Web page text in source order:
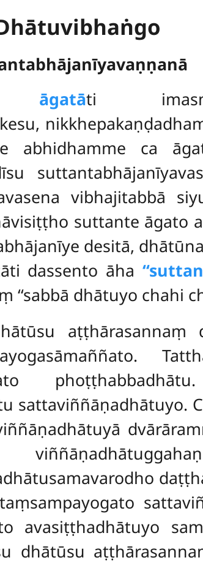
ti
abhidhamme ca
vibhajitabbā
suttante āgato
desitā,
dassento āha
‘‘sabbā dhātuyo chahi
aṭṭhārasannaṃ
sattaviññāṇadhātuyo.
avasiṭṭhadhātuyo
dhātūsu